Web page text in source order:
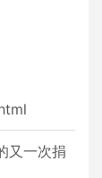
又一次捐